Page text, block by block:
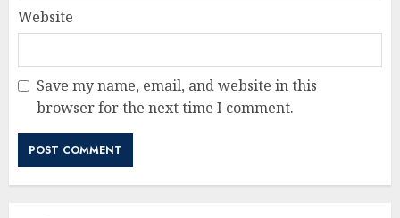
Website
Save my name, email, and website in this
browser for the next time I comment.